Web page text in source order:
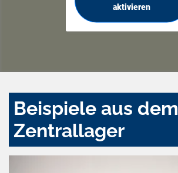
aktivieren
Beispiele aus dem
Zentrallager